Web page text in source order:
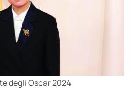
degli Oscar 2024